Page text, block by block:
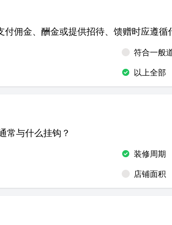
佣金、酬金或提供招待、馈赠时应遵循
符合一般
以上全部
常与什么挂钩？
装修周期
店铺面积